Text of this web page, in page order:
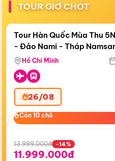
TOUR GIỜ CHÓT
Còn18 ngày 04:17:39
Bay Sun Phuquoc Airways
Tour Hàn Quốc Mùa Thu
- Đảo Nami - Tháp
Airways)
Hồ Chí Minh
26/08
Còn 10 chỗ
Còn 10 chỗ
13.999.000đ -14%
11.999.000đ